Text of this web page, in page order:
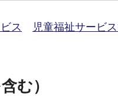
ス 児童福祉サービ
む）